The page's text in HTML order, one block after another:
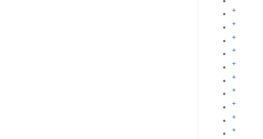
+
+
+
+
+
+
+
+
+
+